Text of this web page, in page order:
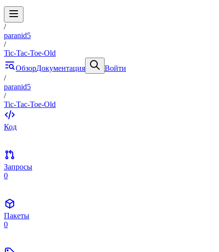
/
paranid5
/
Tic-Tac-Toe-Old
ОбзорДокументация
Войти
/
paranid5
/
Tic-Tac-Toe-Old
Код
Запросы
0
Пакеты
0